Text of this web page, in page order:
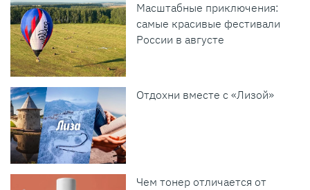
Масштабные приключения:
самые красивые фестивали
России в августе
Отдохни вместе с «Лизой»
Чем тонер отличается от